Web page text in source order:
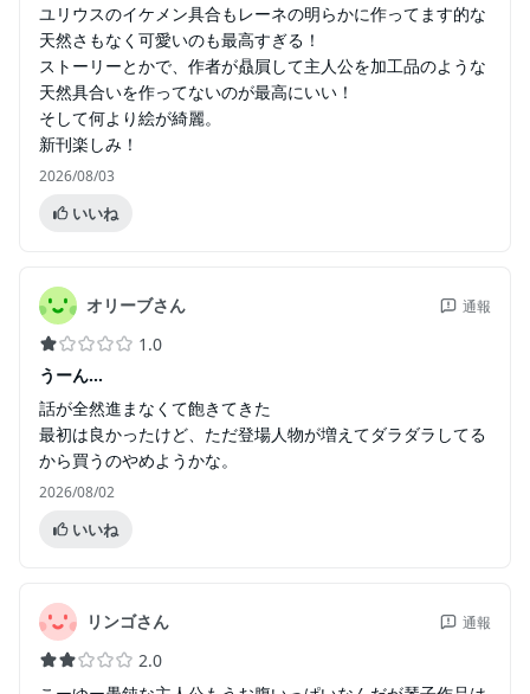
ユリウスのイケメン具合もレーネの明らかに作ってます的な
天然さもなく可愛いのも最高すぎる！
ストーリーとかで、作者が贔屓して主人公を加工品のような
天然具合いを作ってないのが最高にいい！
そして何より絵が綺麗。
新刊楽しみ！
2026/08/03
いいね
オリーブさん 通報
1.0
うーん...
話が全然進まなくて飽きてきた
最初は良かったけど、ただ登場人物が増えてダラダラしてる
から買うのやめようかな。
2026/08/02
いいね
リンゴさん 通報
2.0